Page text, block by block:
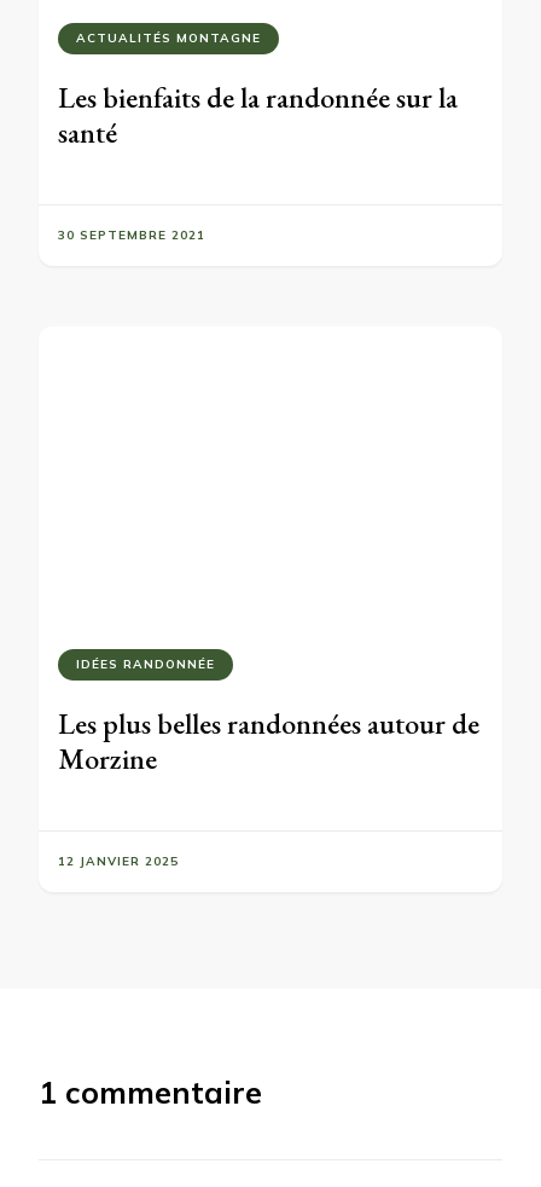
ACTUALITÉS MONTAGNE
Les bienfaits de la randonnée sur la
santé
30 SEPTEMBRE 2021
IDÉES RANDONNÉE
Les plus belles randonnées autour de
Morzine
12 JANVIER 2025
1 commentaire